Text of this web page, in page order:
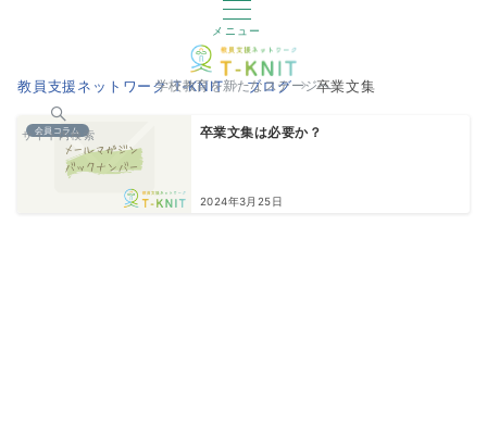
メニュー
学校教育を新たなステージへ
サイト内検索
教員支援ネットワーク T-KNIT ブログ 卒業文集
会員コラム 卒業文集は必要か？
2024年3月25日